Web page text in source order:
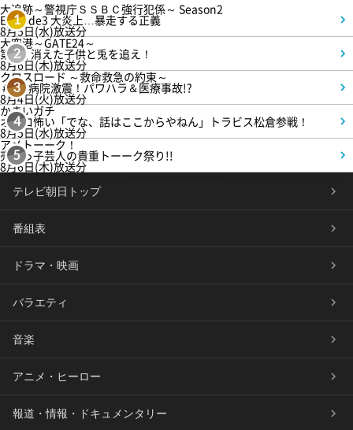
1
大追跡～警視庁ＳＳＢＣ強行犯係～ Season2
Episode3 大炎上…暴走する正義
8月5日(水)放送分
2
大空港～GATE24～
第3話 消えた子供と兎を追え！
8月6日(木)放送分
3
クロスロード ～救命救急の約束～
＃5 病院激震！パワハラ＆医療事故!?
8月4日(火)放送分
4
かまいガチ
オモロ怖い「でな、話はここからやねん」トラビス松倉参戦！
8月5日(水)放送分
5
アメトーーク！
売れっ子芸人の貴重トーーク祭り!!
8月6日(木)放送分
テレビ朝日トップ
番組表
ドラマ・映画
バラエティ
音楽
アニメ・ヒーロー
報道・情報・ドキュメンタリー